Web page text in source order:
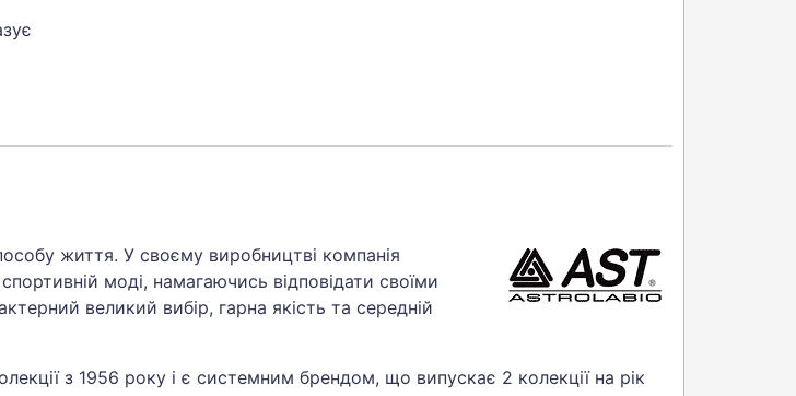
життя. У своєму виробництві компанія
моді, намагаючись відповідати своїми
великий вибір, гарна якість та середній
з 1956 року і є системним брендом, що випускає 2 колекції на рік